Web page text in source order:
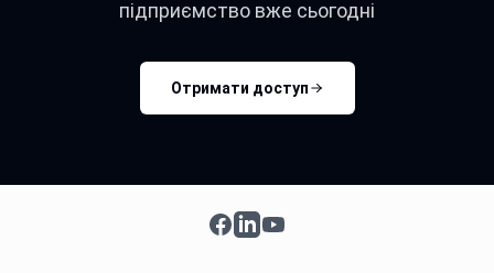
підприємство вже сьогодні
Отримати доступ
Facebook
LinkedInYouTube